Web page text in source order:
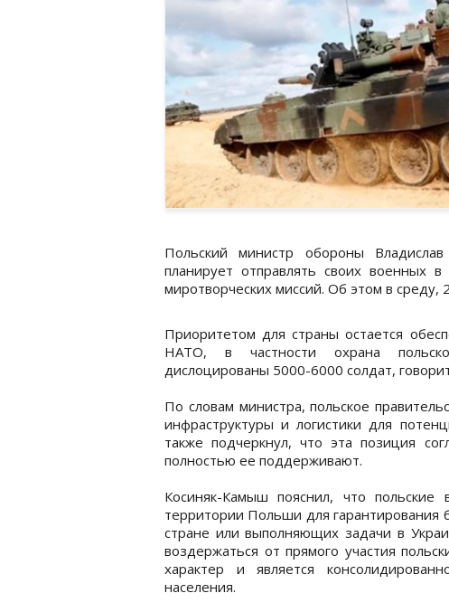
Польский министр обороны
планирует отправлять своих военных
миротворческих миссий. Об этом в среду,
Приоритетом для страны остается
НАТО, в частности охрана
дислоцированы 5000-6000 солдат,
По словам министра, польское
инфраструктуры и логистики для
также подчеркнул, что эта позиция
полностью ее поддерживают.
Косиняк-Камыш пояснил, что польские
территории Польши для гарантирования
стране или выполняющих задачи в
воздержаться от прямого участия
характер и является
населения.